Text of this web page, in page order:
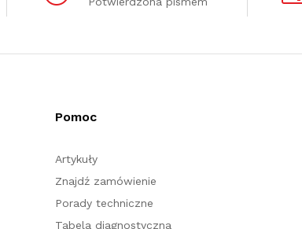
Pomoc
Artykuły
Znajdź zamówienie
Porady techniczne
Tabela diagnostyczna